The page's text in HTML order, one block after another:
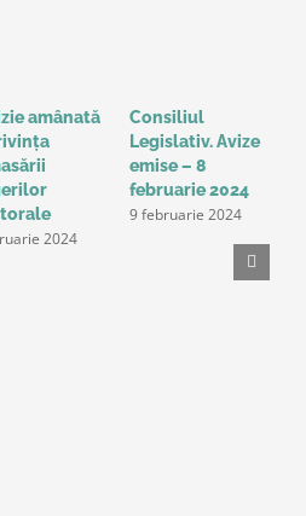
amânată
2024
Consiliul
Legislativ. Avize
emise – 8
februarie 2024
9 februarie 2024